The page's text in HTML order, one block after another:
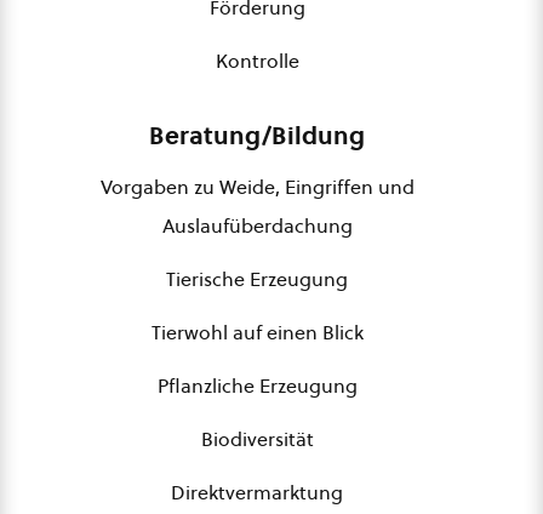
Förderung
Kontrolle
Beratung/Bildung
Vorgaben zu Weide, Eingriffen und
Auslaufüberdachung
Tierische Erzeugung
Tierwohl auf einen Blick
Pflanzliche Erzeugung
Biodiversität
Direktvermarktung